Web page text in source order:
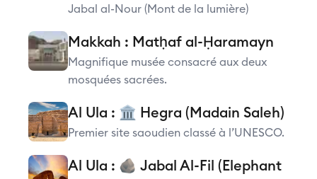
Jabal al-Nour (Mont de la lumière)
Makkah : Matḥaf al-Ḥaramayn
Magnifique musée consacré aux deux
mosquées sacrées.
Al Ula : 🏛️ Hegra (Madain Saleh)
Premier site saoudien classé à l’UNESCO.
Al Ula : 🪨 Jabal Al-Fil (Elephant